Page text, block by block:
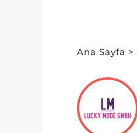
Ana Sayfa >